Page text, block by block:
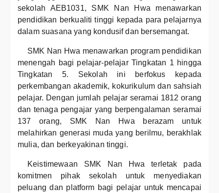
sekolah AEB1031, SMK Nan Hwa menawarkan
pendidikan berkualiti tinggi kepada para pelajarnya
dalam suasana yang kondusif dan bersemangat.
SMK Nan Hwa menawarkan program pendidikan
menengah bagi pelajar-pelajar Tingkatan 1 hingga
Tingkatan 5. Sekolah ini berfokus kepada
perkembangan akademik, kokurikulum dan sahsiah
pelajar. Dengan jumlah pelajar seramai 1812 orang
dan tenaga pengajar yang berpengalaman seramai
137 orang, SMK Nan Hwa berazam untuk
melahirkan generasi muda yang berilmu, berakhlak
mulia, dan berkeyakinan tinggi.
Keistimewaan SMK Nan Hwa terletak pada
komitmen pihak sekolah untuk menyediakan
peluang dan platform bagi pelajar untuk mencapai